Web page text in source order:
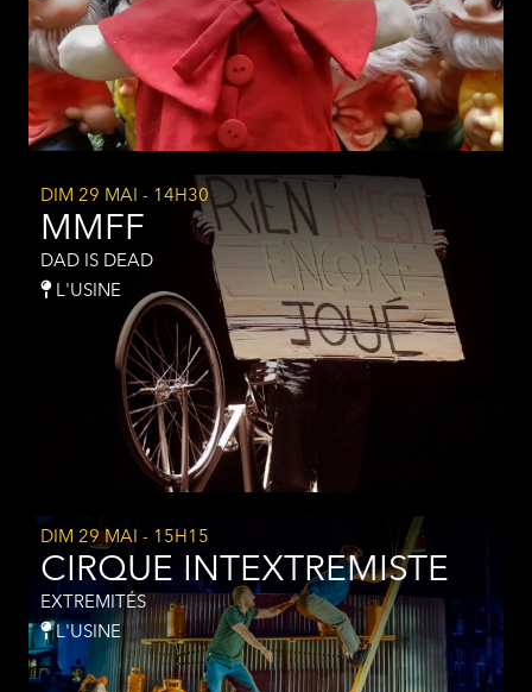
DIM 29 MAI - 14H30
MMFF
DAD IS DEAD
L'USINE
DIM 29 MAI - 15H15
CIRQUE INTEXTREMISTE
EXTREMITÉS
L'USINE